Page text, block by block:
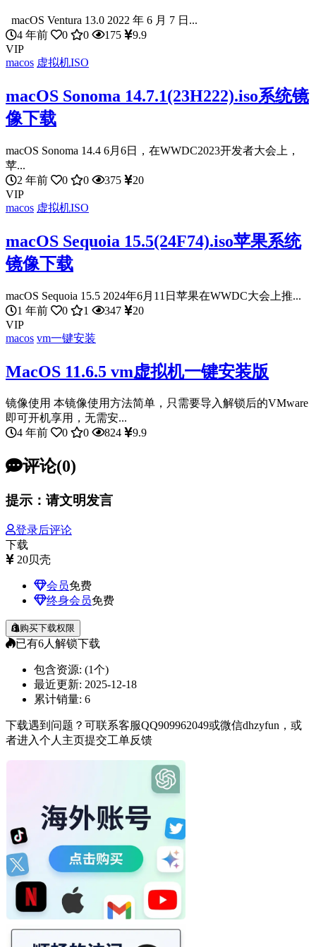
macOS Ventura 13.0 2022 年 6 月 7 日...
4 年前
0 0 175
9.9
VIP
macos 虚拟机ISO
macOS Sonoma 14.7.1(23H222).iso系统镜
像下载
macOS Sonoma 14.4 6月6日，在WWDC2023开发者大会上，
苹...
2 年前
0 0 375
20
VIP
macos 虚拟机ISO
macOS Sequoia 15.5(24F74).iso苹果系统
镜像下载
macOS Sequoia 15.5 2024年6月11日苹果在WWDC大会上推...
1 年前
0 1 347
20
VIP
macos vm一键安装
MacOS 11.6.5 vm虚拟机一键安装版
镜像使用 本镜像使用方法简单，只需要导入解锁后的VMware
即可开机享用，无需安...
4 年前
0 0 824 9.9
评论(0)
提示：请文明发言
登录后评论
下载
20贝壳
会员免费
终身会员免费
购买下载权限
已有6人解锁下载
包含资源: (1个)
最近更新: 2025-12-18
累计销量: 6
下载遇到问题？可联系客服QQ909962049或微信dhzyfun，或
者进入个人主页提交工单反馈